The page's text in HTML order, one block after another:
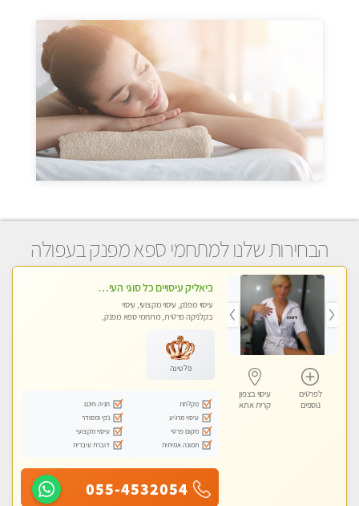
הבחירות שלנו למתחמי ספא מפנק בעפולה
לפרטים
נוספים
עיסוי בצפון
קרית אתא
ביאליק עיסויים כל סוגי העיסויים מעסה מקצועית ואיכותית פרטי!!!מומלץ לחלוטין!!
עיסוי מפנק, עיסוי מקצועי, עיסוי
בקלניקה פרטית, מתחמי ספא מפנק,
פלטינה
מקלחת
חניה חינם
עיסוי מרגיע
נקי ומסודר
מקום פרטי
עיסוי מקצועי
תמונה אמיתית
דוברת עיברית
055-4532054